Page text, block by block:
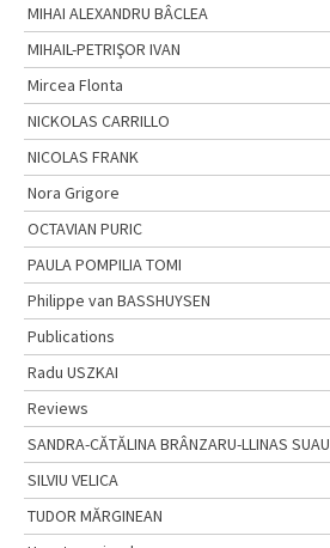
MIHAI ALEXANDRU BÂCLEA
MIHAIL-PETRIŞOR IVAN
Mircea Flonta
NICKOLAS CARRILLO
NICOLAS FRANK
Nora Grigore
OCTAVIAN PURIC
PAULA POMPILIA TOMI
Philippe van BASSHUYSEN
Publications
Radu USZKAI
Reviews
SANDRA-CĂTĂLINA BRÂNZARU-LLINAS SUAU
SILVIU VELICA
TUDOR MĂRGINEAN